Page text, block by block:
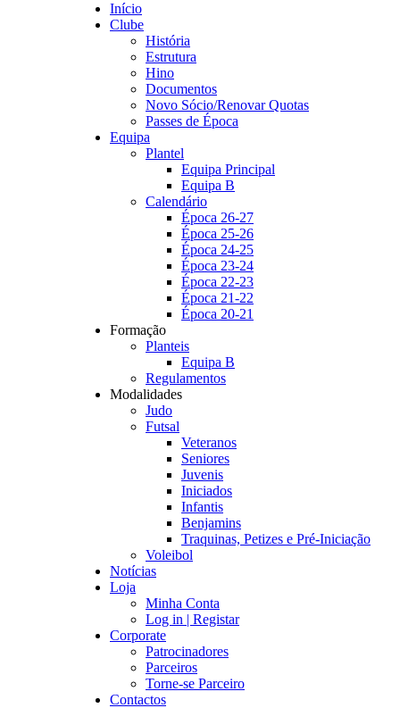
Início
Clube
História
Estrutura
Hino
Documentos
Novo Sócio/Renovar Quotas
Passes de Época
Equipa
Plantel
Equipa Principal
Equipa B
Calendário
Época 26-27
Época 25-26
Época 24-25
Época 23-24
Época 22-23
Época 21-22
Época 20-21
Formação
Planteis
Equipa B
Regulamentos
Modalidades
Judo
Futsal
Veteranos
Seniores
Juvenis
Iniciados
Infantis
Benjamins
Traquinas, Petizes e Pré-Iniciação
Voleibol
Notícias
Loja
Minha Conta
Log in | Registar
Corporate
Patrocinadores
Parceiros
Torne-se Parceiro
Contactos